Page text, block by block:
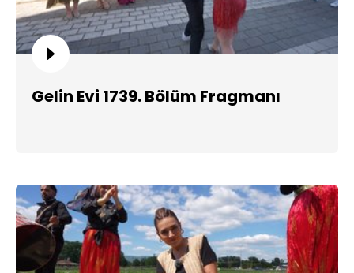
Gelin Evi 1739. Bölüm Fragmanı